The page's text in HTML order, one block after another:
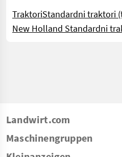
TraktoriStandardni traktori
New Holland Standardni
Landwirt.com
Maschinengruppen